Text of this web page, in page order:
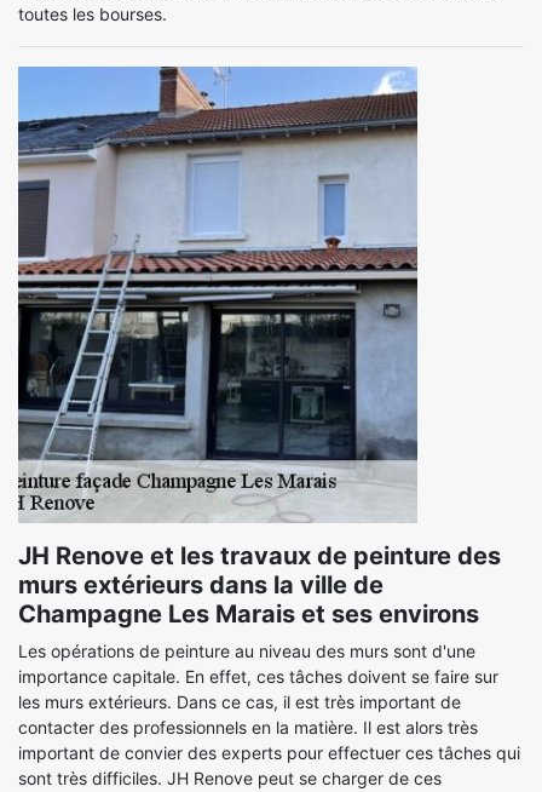
toutes les bourses.
JH Renove et les travaux de peinture des
murs extérieurs dans la ville de
Champagne Les Marais et ses environs
Les opérations de peinture au niveau des murs sont d'une
importance capitale. En effet, ces tâches doivent se faire sur
les murs extérieurs. Dans ce cas, il est très important de
contacter des professionnels en la matière. Il est alors très
important de convier des experts pour effectuer ces tâches qui
sont très difficiles. JH Renove peut se charger de ces